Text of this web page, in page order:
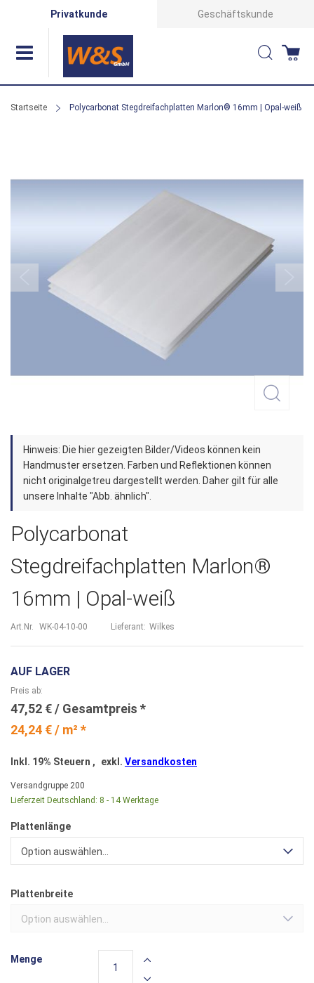
Privatkunde Geschäftskunde
Suche
Startseite Polycarbonat Stegdreifachplatten Marlon® 16mm | Opal-weiß
der
Zum
Anfang
der
Bildergalerie
Hinweis: Die hier gezeigten Bilder/Videos können kein
Handmuster ersetzen. Farben und Reflektionen können
nicht originalgetreu dargestellt werden. Daher gilt für alle
unsere Inhalte "Abb. ähnlich".
Polycarbonat
Stegdreifachplatten Marlon®
16mm | Opal-weiß
Art.Nr. WK-04-10-00 Lieferant: Wilkes
AUF LAGER
24,24 € / m² *
Preis ab
47,52 €
Inkl. 19% Steuern , exkl. Versandkosten
Versandgruppe 200
Lieferzeit Deutschland: 8 - 14 Werktage
Plattenlänge
Option auswählen...
Plattenbreite
Option auswählen...
Menge